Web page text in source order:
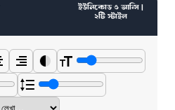
ইউনিকোড ও আন্সি |
২টি স্টাইল